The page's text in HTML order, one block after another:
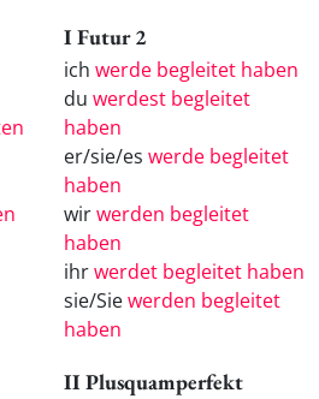
I Futur 2
ich werde begleitet haben
du werdest begleitet
haben
er/sie/es werde begleitet
haben
wirwerden begleitet
haben
ihrwerdet begleitet haben
sie/Siewerden begleitet
haben
II Plusquamperfekt